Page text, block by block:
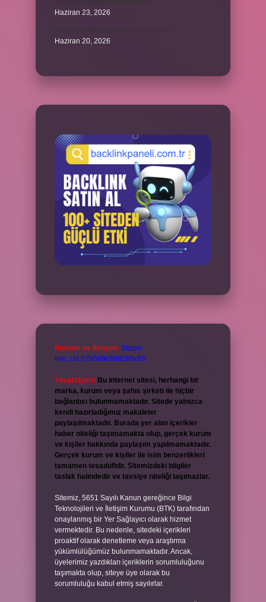
Haziran 23, 2026
Haziran 20, 2026
Reklam ve İletişim: Skype:
live:.cid.575569c608265c69
Yasal Uyarı: Bu internet sitesi, herhangi bir
marka, kurum veya şahıs şirketi ile hiçbir
bağlantısı bulunmamaktadır. Sitede yalnızca
kendi hazırladığımız makaleler
paylaşılmaktadır. Burada yer alan içerikler
haber niteliği taşımamakta olup, gerçek kurum
ve kişiler hakkında paylaşım yapılmamaktadır.
Gerçek kurum ve kişiler ile isim benzerlikleri
tamamen tesadüfidir. Sitemizdeki bilgiler
taslak halindedir ve tavsiye niteliği taşımazlar.
Sitemiz, 5651 Sayılı Kanun gereğince Bilgi
Teknolojileri ve İletişim Kurumu (BTK) tarafından
onaylanmış bir Yer Sağlayıcı olarak hizmet
vermektedir. Bu nedenle, sitedeki içerikleri
proaktif olarak denetleme veya araştırma
yükümlülüğümüz bulunmamaktadır. Ancak,
üyelerimiz yazdıkları içeriklerin sorumluluğunu
taşımakta olup, siteye üye olarak bu
sorumluluğu kabul etmiş sayılırlar.